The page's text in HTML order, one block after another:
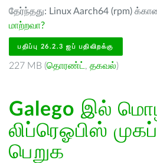
தேர்ந்தது: Linux Aarch64 (rpm)
மாற்றவா?
பதிப்பு 26.2.3 ஐப் பதிவிறக்கு
227 MB (தொரண்ட் , தகவல்)
Galego இல்
லிப்ரெஓபிஸ்
பெறுக